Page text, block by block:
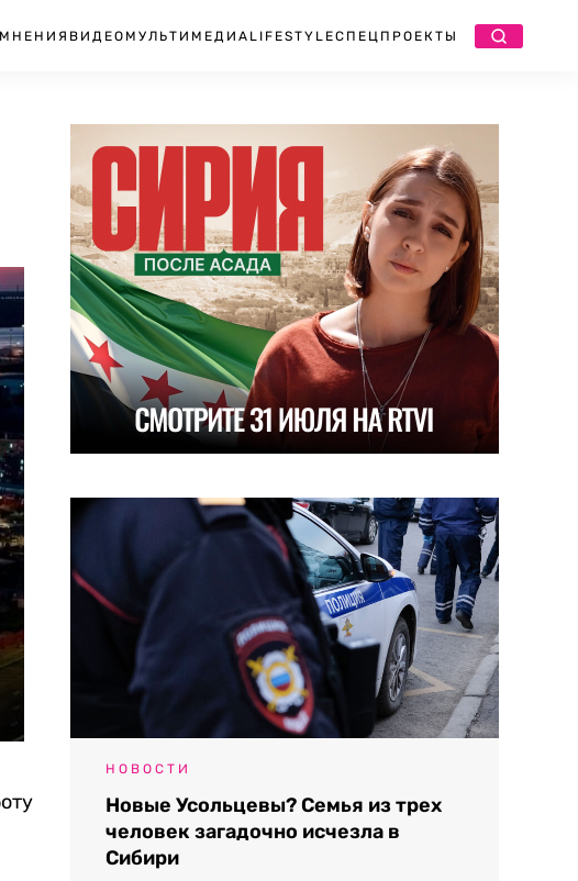
МНЕНИЯ ВИДЕО МУЛЬТИМЕДИА LIFESTYLEСПЕЦПРОЕКТЫ
НОВОСТИ
Новые Усольцевы? Семья из трех
человек загадочно исчезла в
Сибири